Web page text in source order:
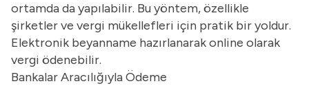
ortamda da yapılabilir. Bu yöntem, özellikle
şirketler ve vergi mükellefleri için pratik bir yoldur.
Elektronik beyanname hazırlanarak online olarak
vergi ödenebilir.
Bankalar Aracılığıyla Ödeme